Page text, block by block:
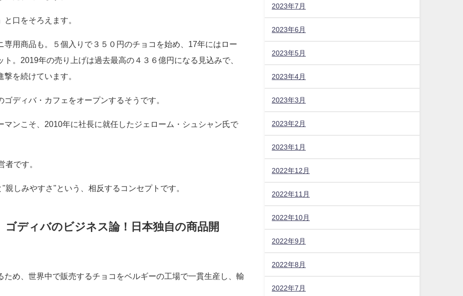
に売れています。
と口をそろえます。
用商品も。５個入りで３５０円のチョコを始め、17年にはロー
撃を続けています。
者です。
親しみやすさ"という、相反するコンセプトです。
ゴディバのビジネス論！日本独自の商品開
2023年7月
2023年6月
2023年5月
2023年4月
2023年3月
2023年2月
2023年1月
2022年12月
2022年11月
2022年10月
2022年9月
2022年8月
2022年7月